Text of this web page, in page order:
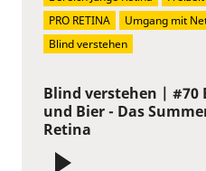
Blind verstehen | #70
und Bier - Das
Retina
PRO RETINA
Umgang mit
Blind verstehen